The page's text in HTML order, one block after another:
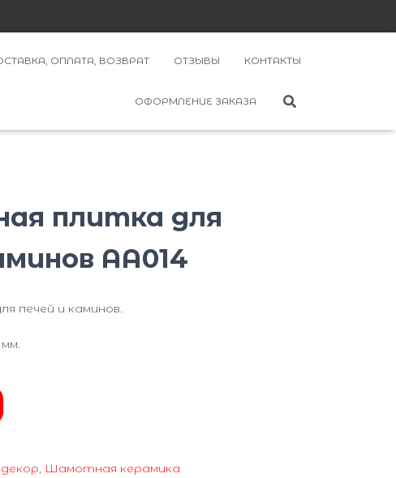
ОПЛАТА, ВОЗВРАТ ОТЗЫВЫ КОНТАКТЫ
ОФОРМЛЕНИЕ ЗАКАЗА
плитка для
AA014
печей и каминов.
, Шамотная керамика